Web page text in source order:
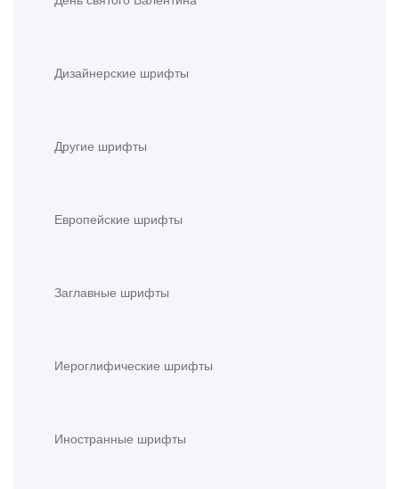
Дизайнерские шрифты
Другие шрифты
Европейские шрифты
Заглавные шрифты
Иероглифические шрифты
Иностранные шрифты